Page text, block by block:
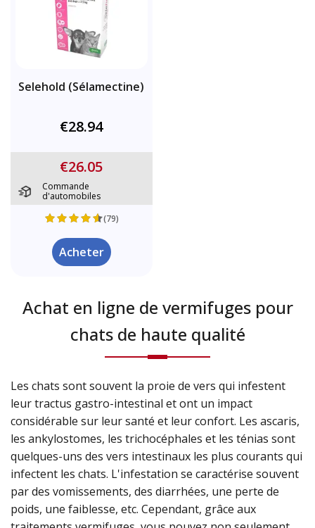
Selehold (Sélamectine)
€28.94
€26.05
Commande
d'automobiles
(79)
Acheter
Achat en ligne de vermifuges pour
chats de haute qualité
Les chats sont souvent la proie de vers qui infestent
leur tractus gastro-intestinal et ont un impact
considérable sur leur santé et leur confort. Les ascaris,
les ankylostomes, les trichocéphales et les ténias sont
quelques-uns des vers intestinaux les plus courants qui
infectent les chats. L'infestation se caractérise souvent
par des vomissements, des diarrhées, une perte de
poids, une faiblesse, etc. Cependant, grâce aux